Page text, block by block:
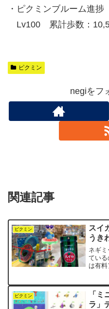
・ピクミンブルーム進捗
Lv100 累計歩数：
ピクミン
negiをフ
関連記事
ピクミン
スイ
うき
ネギ
てい
は有料
ュー
のう
ピクミン
「
ラ」